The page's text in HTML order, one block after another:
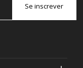
Se inscrever